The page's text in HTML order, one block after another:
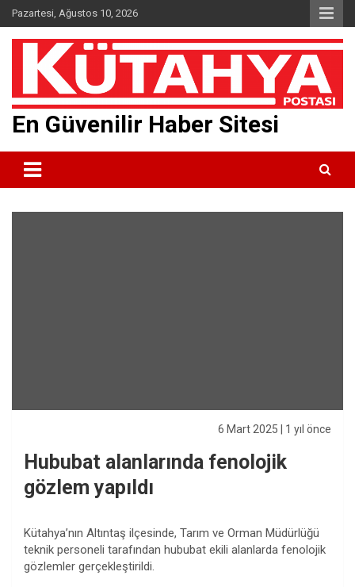
Skip
to
content
Pazartesi, Ağustos 10, 2026
En Güvenilir Haber Sitesi
6 Mart 2025 | 1 yıl önce
Hububat alanlarında fenolojik
gözlem yapıldı
Kütahya’nın Altıntaş ilçesinde, Tarım ve Orman Müdürlüğü
teknik personeli tarafından hububat ekili alanlarda fenolojik
gözlemler gerçekleştirildi.